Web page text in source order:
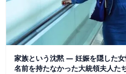
家族という沈黙 ― 妊娠を隠した女
名前を持たなかった大統領夫人た